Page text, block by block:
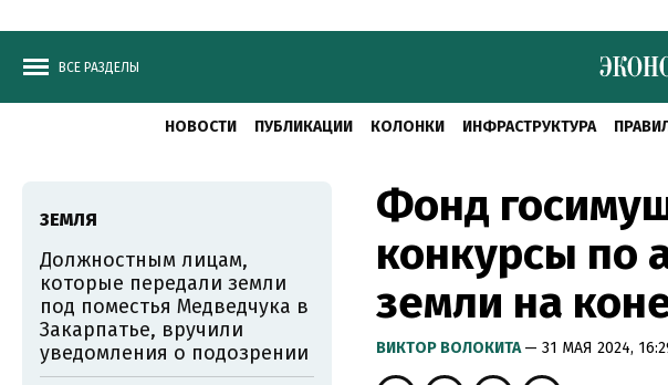
ВСЕ РАЗДЕЛЫ
НОВОСТИ ПУБЛИКАЦИИ КОЛОНКИ ИНФРАСТРУКТУРА
Фонд
конкурсы по
земли на
ВИКТОР ВОЛОКИТА— 31 МАЯ 2024,
ЗЕМЛЯ
Должностным лицам,
которые передали земли
под поместья Медведчука в
Закарпатье, вручили
уведомления о подозрении